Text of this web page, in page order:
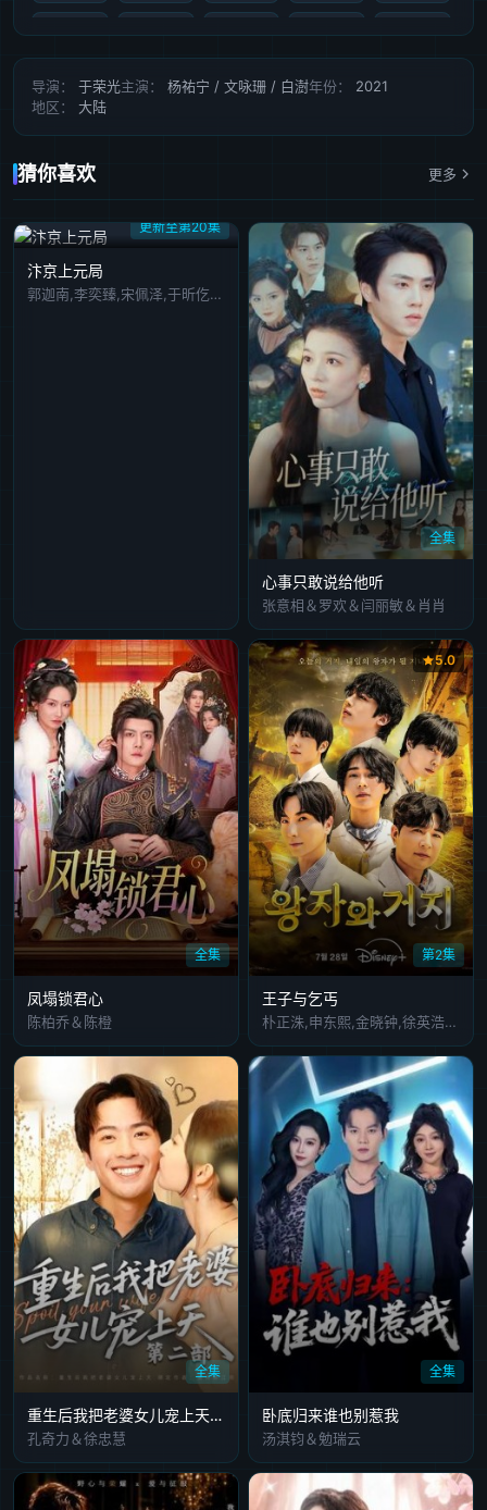
第41集 第42集 第43集 第44集
导演： 于荣光主演： 杨祐宁 / 文咏珊 / 白澍年份：
2021
地区：
大陆
猜你喜欢 更多
更新至第20集
汴京上元局
郭迦南,李奕臻,宋佩泽,于昕仡,苏宇航,宗峰岩,岳冬峰,王子龙,白啸华,郭若涵,艾寒燕,王金浩,朱雅婷
全集
心事只敢说给他听
张意相＆罗欢＆闫丽敏＆肖肖
全集
凤塌锁君心
陈柏乔＆陈橙
第2集
5.0
王子与乞丐
朴正洙,申东熙,金晓钟,徐英浩,金曜汉
全集
重生后我把老婆女儿宠上天第2部
孔奇力＆徐忠慧
全集
卧底归来谁也别惹我
汤淇钧＆勉瑞云